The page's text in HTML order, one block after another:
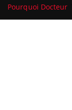
Pourquoi Docteur